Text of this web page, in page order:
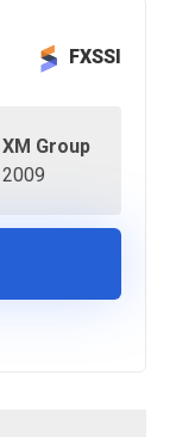
FXSSI
XM Group
2009